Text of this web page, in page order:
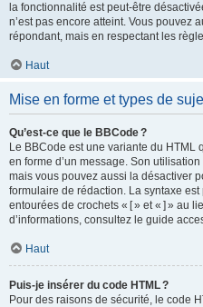
la fonctionnalité est peut-être
n’est pas encore atteint. Vous pouvez
répondant, mais en respectant les
Haut
Mise en forme et types de
Qu’est-ce que le BBCode ?
Le BBCode est une variante du HTML
en forme d’un message. Son
mais vous pouvez aussi la désactiver
formulaire de rédaction. La syntaxe
entourées de crochets « [ » et « ] » au
d’informations, consultez le guide
Haut
Puis-je insérer du code HTML ?
Pour des raisons de sécurité, le code